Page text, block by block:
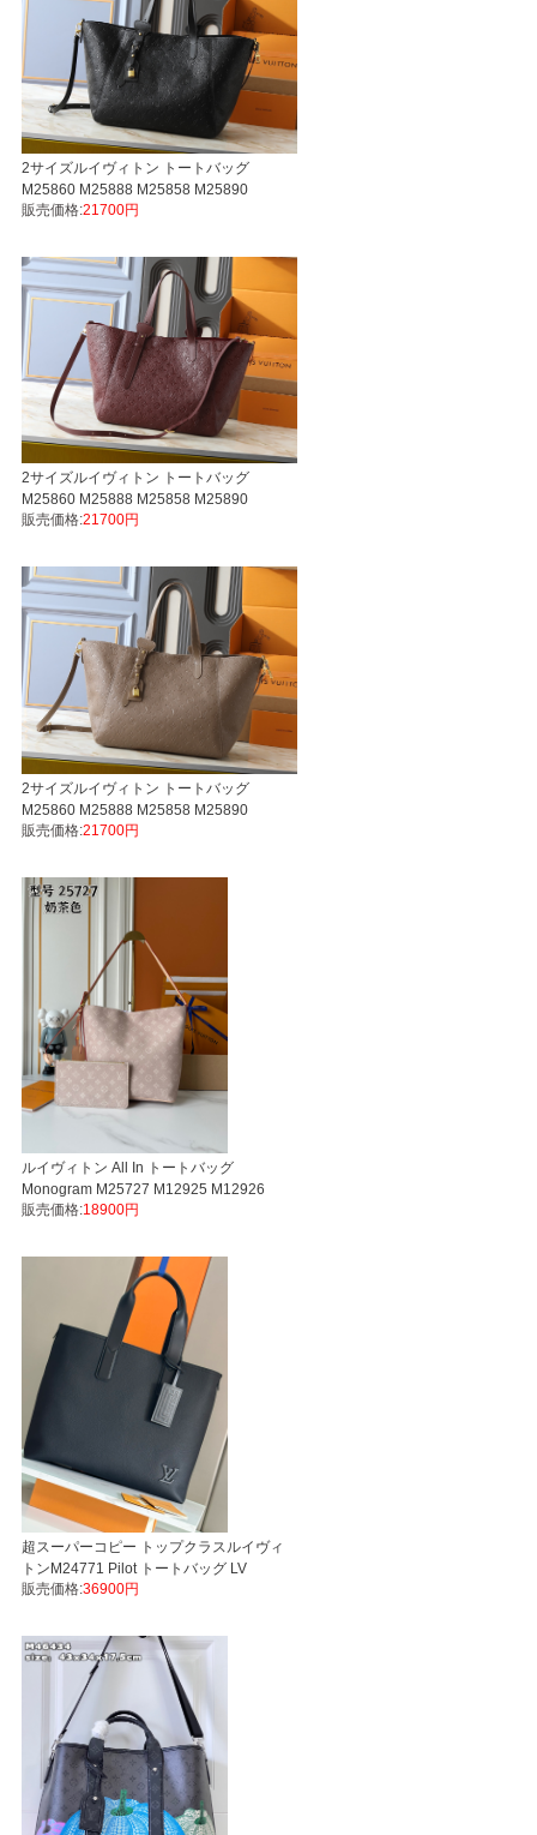
2サイズルイヴィトン トートバッグ
M25860 M25888 M25858 M25890
Monogram Empreinte All In One LVスー
販売価格:21700円
2サイズルイヴィトン トートバッグ
M25860 M25888 M25858 M25890
Monogram Empreinte All In One LVスー
販売価格:21700円
2サイズルイヴィトン トートバッグ
M25860 M25888 M25858 M25890
Monogram Empreinte All In One LVスー
販売価格:21700円
ルイヴィトン All In トートバッグ
Monogram M25727 M12925 M12926
M13480 M13044 M14356 M13045
販売価格:18900円
超スーパーコピー トップクラスルイヴィ
トンM24771 Pilot トートバッグ LV
Aerogramバッグ代引き国内発送
販売価格:36900円